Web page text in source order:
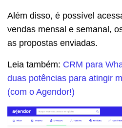
Além disso, é possível
vendas mensal e semanal,
as propostas enviadas.
Leia também: CRM para
duas potências para atingir
(com o Agendor!)